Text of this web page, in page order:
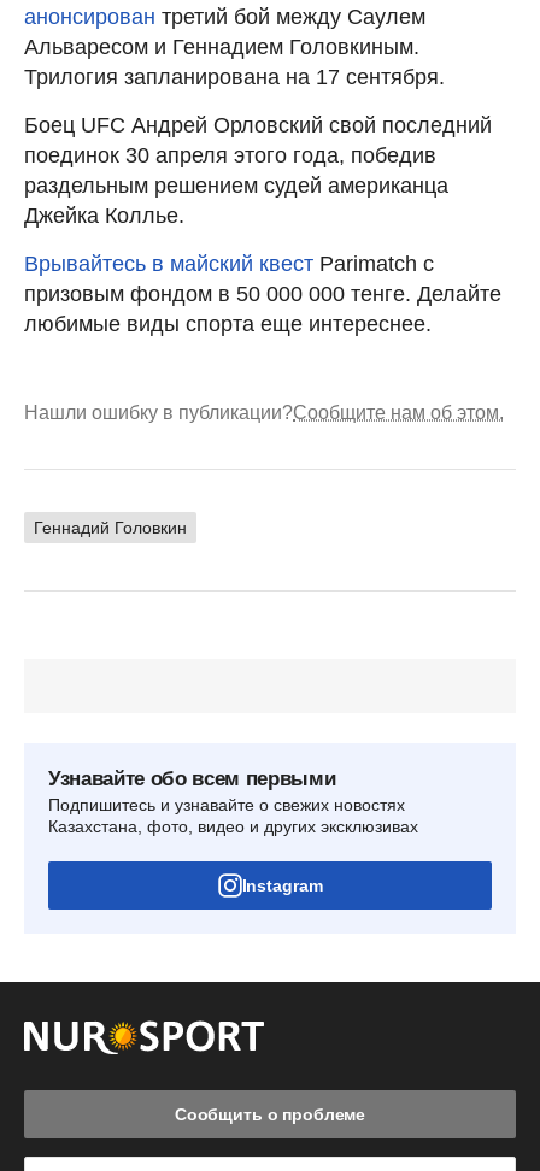
анонсирован третий бой между Саулем
Альваресом и Геннадием Головкиным.
Трилогия запланирована на 17 сентября.
Боец UFC Андрей Орловский свой последний
поединок 30 апреля этого года, победив
раздельным решением судей американца
Джейка Коллье.
Врывайтесь в майский квест Parimatch с
призовым фондом в 50 000 000 тенге. Делайте
любимые виды спорта еще интереснее.
Нашли ошибку в публикации?Сообщите нам об этом.
Геннадий Головкин
Узнавайте обо всем первыми
Подпишитесь и узнавайте о свежих новостях
Казахстана, фото, видео и других эксклюзивах
Instagram
Сообщить о проблеме